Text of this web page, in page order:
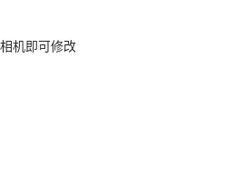
机即可修改